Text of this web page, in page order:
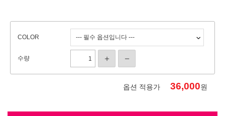
COLOR
수량
옵션 적용가 36,000원